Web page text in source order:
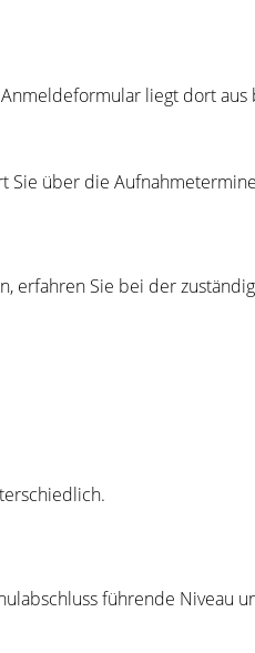
liegt dort
Sie über die
erfahren Sie bei der
führende Niveau